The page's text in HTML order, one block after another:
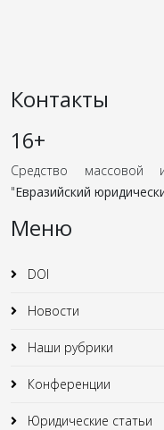
Контакты
16+
Средство массовой
"Евразийский
Меню
DOI
Новости
Наши рубрики
Конференции
Юридические статьи